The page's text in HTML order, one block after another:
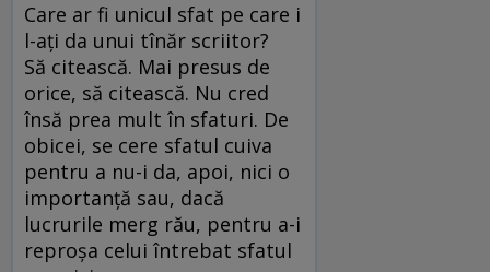
Care ar fi unicul sfat pe care i
l-aţi da unui tînăr scriitor?
Să citească. Mai presus de
orice, să citească. Nu cred
însă prea mult în sfaturi. De
obicei, se cere sfatul cuiva
pentru a nu-i da, apoi, nici o
importanţă sau, dacă
lucrurile merg rău, pentru a-i
reproşa celui întrebat sfatul